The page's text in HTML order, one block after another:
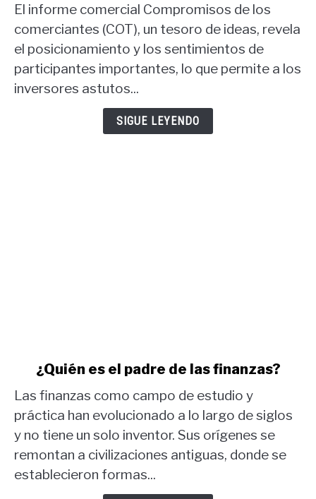
del
informe
COT:
informe
COT
El informe comercial Compromisos de los
comerciantes (COT), un tesoro de ideas, revela
el posicionamiento y los sentimientos de
participantes importantes, lo que permite a los
inversores astutos...
SIGUE LEYENDO
¿Quién
es
el
las
¿Quién es el padre de las finanzas?
Las finanzas como campo de estudio y
práctica han evolucionado a lo largo de siglos
y no tiene un solo inventor. Sus orígenes se
remontan a civilizaciones antiguas, donde se
establecieron formas...